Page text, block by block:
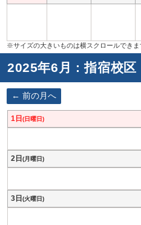
2025年6月 : 指宿校区
前の月へ
1日 (日曜日)
2日 (月曜日)
3日 (火曜日)